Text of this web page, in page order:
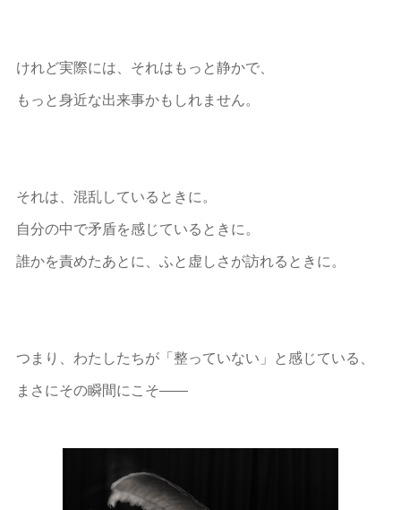
けれど実際には、それはもっと静かで、
もっと身近な出来事かもしれません。
それは、混乱しているときに。
自分の中で矛盾を感じているときに。
誰かを責めたあとに、ふと虚しさが訪れるときに。
つまり、わたしたちが「整っていない」と感じている、
まさにその瞬間にこそ――